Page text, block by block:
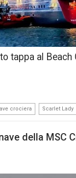
tappa al Beach
crociera Scarlet Lady
della MSC